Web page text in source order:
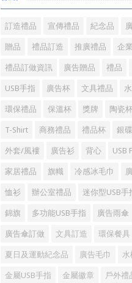
料、鐵架和鋁片做外觀，是一款多功
溫度，年、月...
訂造禮品 宣傳禮品 紀念品
贈品 禮品訂造 推廣禮品 企
禮品訂做資訊 廣告贈品 禮品
USB手指 廣告杯 文具禮品
環保禮品 保溫杯 獎牌 陶瓷
T-Shirt 商務禮品 禮品杯 銀碟
外套/風褸 廣告衫 背心 USB
家居禮品 旗幟 冷感冰毛巾
恤衫 辦公室禮品 迷你型USB手
錦旗 多功能USB手指 廣告雨傘
廣告傘訂做 文具訂造 環保餐具
夏日及運動紀念品 廣告毛巾 水
金屬USB手指 金屬徽章 戶外禮